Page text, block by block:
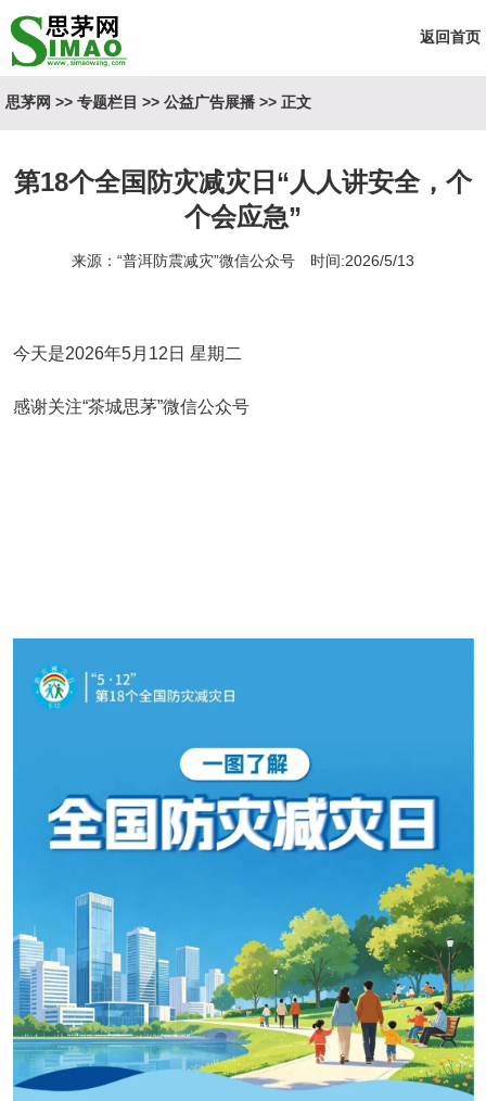
返回首页
思茅网 >> 专题栏目 >> 公益广告展播>> 正文
第18个全国防灾减灾日“人人讲安全，个
个会应急”
来源：“普洱防震减灾”微信公众号 时间:2026/5/13
今天是2026年5月12日 星期二
感谢关注“茶城思茅”微信公众号